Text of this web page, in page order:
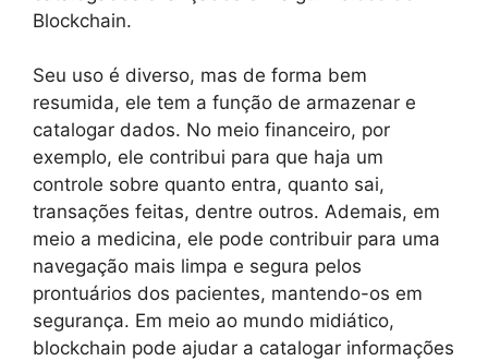
Blockchain.
Seu uso é diverso, mas de forma bem
resumida, ele tem a função de armazenar e
catalogar dados. No meio financeiro, por
exemplo, ele contribui para que haja um
controle sobre quanto entra, quanto sai,
transações feitas, dentre outros. Ademais, em
meio a medicina, ele pode contribuir para uma
navegação mais limpa e segura pelos
prontuários dos pacientes, mantendo-os em
segurança. Em meio ao mundo midiático,
blockchain pode ajudar a catalogar informações